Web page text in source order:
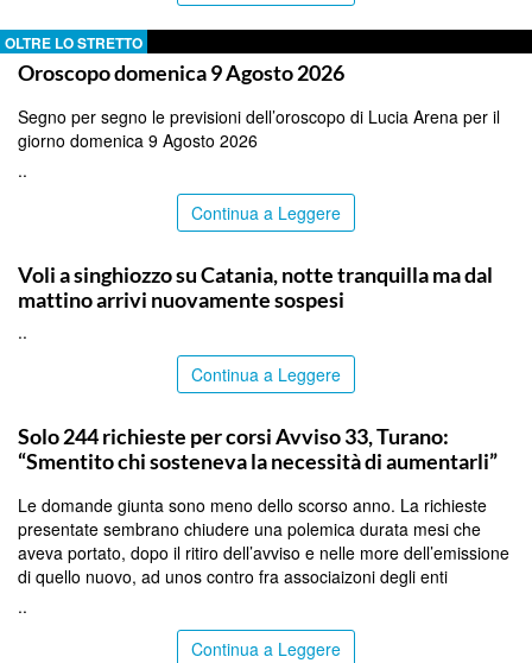
OLTRE LO STRETTO
Oroscopo domenica 9 Agosto 2026
Segno per segno le previsioni dell’oroscopo di Lucia Arena per il
giorno domenica 9 Agosto 2026
..
Continua a Leggere
Voli a singhiozzo su Catania, notte tranquilla ma dal
mattino arrivi nuovamente sospesi
..
Continua a Leggere
Solo 244 richieste per corsi Avviso 33, Turano:
“Smentito chi sosteneva la necessità di aumentarli”
Le domande giunta sono meno dello scorso anno. La richieste
presentate sembrano chiudere una polemica durata mesi che
aveva portato, dopo il ritiro dell’avviso e nelle more dell’emissione
di quello nuovo, ad unos contro fra associaizoni degli enti
..
Continua a Leggere